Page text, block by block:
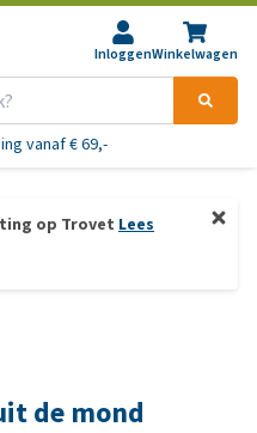
InloggenWinkelwagen
vanaf € 69,-
op Trovet Lees
de mond